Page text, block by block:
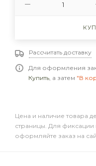
Рассчитать доставку
Для оформления
Купить, а затем "В
Цена и наличие товара
страницы. Для
оформляйте заказ на